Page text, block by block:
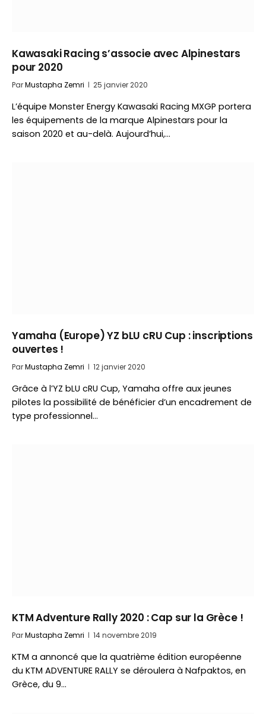
Kawasaki Racing s’associe avec Alpinestars
pour 2020
ParMustapha Zemri 25 janvier 2020
L’équipe Monster Energy Kawasaki Racing MXGP portera
les équipements de la marque Alpinestars pour la
saison 2020 et au-delà. Aujourd’hui,…
Yamaha (Europe) YZ bLU cRU Cup : inscriptions
ouvertes !
ParMustapha Zemri 12 janvier 2020
Grâce à l’YZ bLU cRU Cup, Yamaha offre aux jeunes
pilotes la possibilité de bénéficier d’un encadrement de
type professionnel…
KTM Adventure Rally 2020 : Cap sur la Grèce !
ParMustapha Zemri 14 novembre 2019
KTM a annoncé que la quatrième édition européenne
du KTM ADVENTURE RALLY se déroulera à Nafpaktos, en
Grèce, du 9…